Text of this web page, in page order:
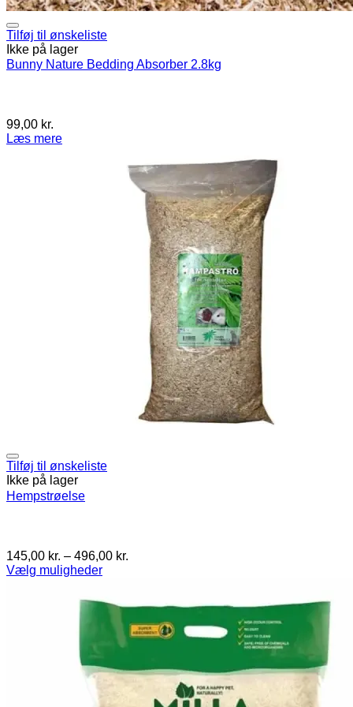
Tilføj til ønskeliste
Ikke på lager
Bunny Nature Bedding Absorber 2.8kg
99,00 kr.
Læs mere
Tilføj til ønskeliste
Ikke på lager
Hempstrøelse
145,00 kr. – 496,00 kr.
Vælg muligheder
Mulighederne